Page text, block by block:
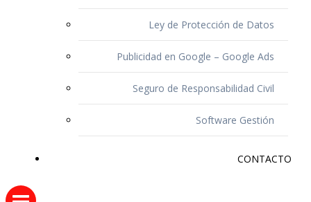
Ley de Protección de Datos
Publicidad en Google – Google Ads
Seguro de Responsabilidad Civil
Software Gestión
CONTACTO